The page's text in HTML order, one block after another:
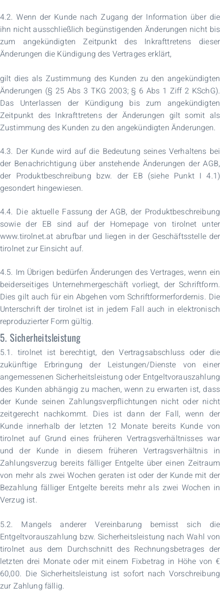
4.2. Wenn der Kunde nach Zugang der Information über die
ihn nicht ausschließlich begünstigenden Änderungen nicht bis
zum angekündigten Zeitpunkt des Inkrafttretens dieser
Änderungen die Kündigung des Vertrages erklärt,
gilt dies als Zustimmung des Kunden zu den angekündigten
Änderungen (§ 25 Abs 3 TKG 2003; § 6 Abs 1 Ziff 2 KSchG).
Das Unterlassen der Kündigung bis zum angekündigten
Zeitpunkt des Inkrafttretens der Änderungen gilt somit als
Zustimmung des Kunden zu den angekündigten Änderungen.
4.3. Der Kunde wird auf die Bedeutung seines Verhaltens bei
der Benachrichtigung über anstehende Änderungen der AGB,
der Produktbeschreibung bzw. der EB (siehe Punkt I 4.1)
gesondert hingewiesen.
4.4. Die aktuelle Fassung der AGB, der Produktbeschreibung
sowie der EB sind auf der Homepage von tirolnet unter
www.tirolnet.at abrufbar und liegen in der Geschäftsstelle der
tirolnet zur Einsicht auf.
4.5. Im Übrigen bedürfen Änderungen des Vertrages, wenn ein
beiderseitiges Unternehmergeschäft vorliegt, der Schriftform.
Dies gilt auch für ein Abgehen vom Schriftformerfordernis. Die
Unterschrift der tirolnet ist in jedem Fall auch in elektronisch
reproduzierter Form gültig.
5. Sicherheitsleistung
5.1. tirolnet ist berechtigt, den Vertragsabschluss oder die
zukünftige Erbringung der Leistungen/Dienste von einer
angemessenen Sicherheitsleistung oder Entgeltvorauszahlung
des Kunden abhängig zu machen, wenn zu erwarten ist, dass
der Kunde seinen Zahlungsverpflichtungen nicht oder nicht
zeitgerecht nachkommt. Dies ist dann der Fall, wenn der
Kunde innerhalb der letzten 12 Monate bereits Kunde von
tirolnet auf Grund eines früheren Vertragsverhältnisses war
und der Kunde in diesem früheren Vertragsverhältnis in
Zahlungsverzug bereits fälliger Entgelte über einen Zeitraum
von mehr als zwei Wochen geraten ist oder der Kunde mit der
Bezahlung fälliger Entgelte bereits mehr als zwei Wochen in
Verzug ist.
5.2. Mangels anderer Vereinbarung bemisst sich die
Entgeltvorauszahlung bzw. Sicherheitsleistung nach Wahl von
tirolnet aus dem Durchschnitt des Rechnungsbetrages der
letzten drei Monate oder mit einem Fixbetrag in Höhe von €
60,00. Die Sicherheitsleistung ist sofort nach Vorschreibung
zur Zahlung fällig.